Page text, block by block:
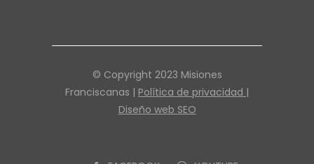
© Copyright 2023 Misiones
Franciscanas | Política de privacidad |
Diseño web SEO